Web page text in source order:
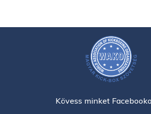
Kövess minket